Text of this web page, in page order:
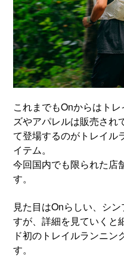
これまでもOnからはト
ズやアパレルは販売され
て登場するのがトレイル
イテム。
今回国内でも限られた店
す。
見た目はOnらしい、シ
すが、詳細を見ていくと
ド初のトレイルランニ
す。